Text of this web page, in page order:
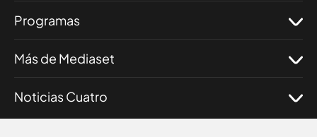
Programas
Más de Mediaset
Noticias Cuatro